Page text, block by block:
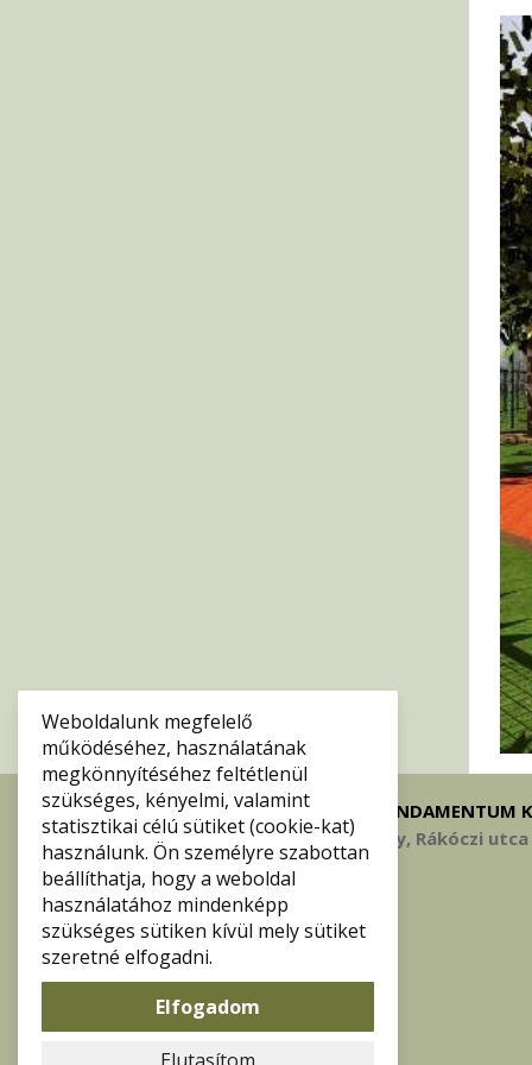
FUNDAMENTUM
3980 Sátoraljaújhely, Rákóczi utca
Weboldalunk megfelelő
működéséhez, használatának
megkönnyítéséhez feltétlenül
szükséges, kényelmi, valamint
statisztikai célú sütiket (cookie-kat)
használunk. Ön személyre szabottan
beállíthatja, hogy a weboldal
használatához mindenképp
szükséges sütiken kívül mely sütiket
szeretné elfogadni.
Elfogadom